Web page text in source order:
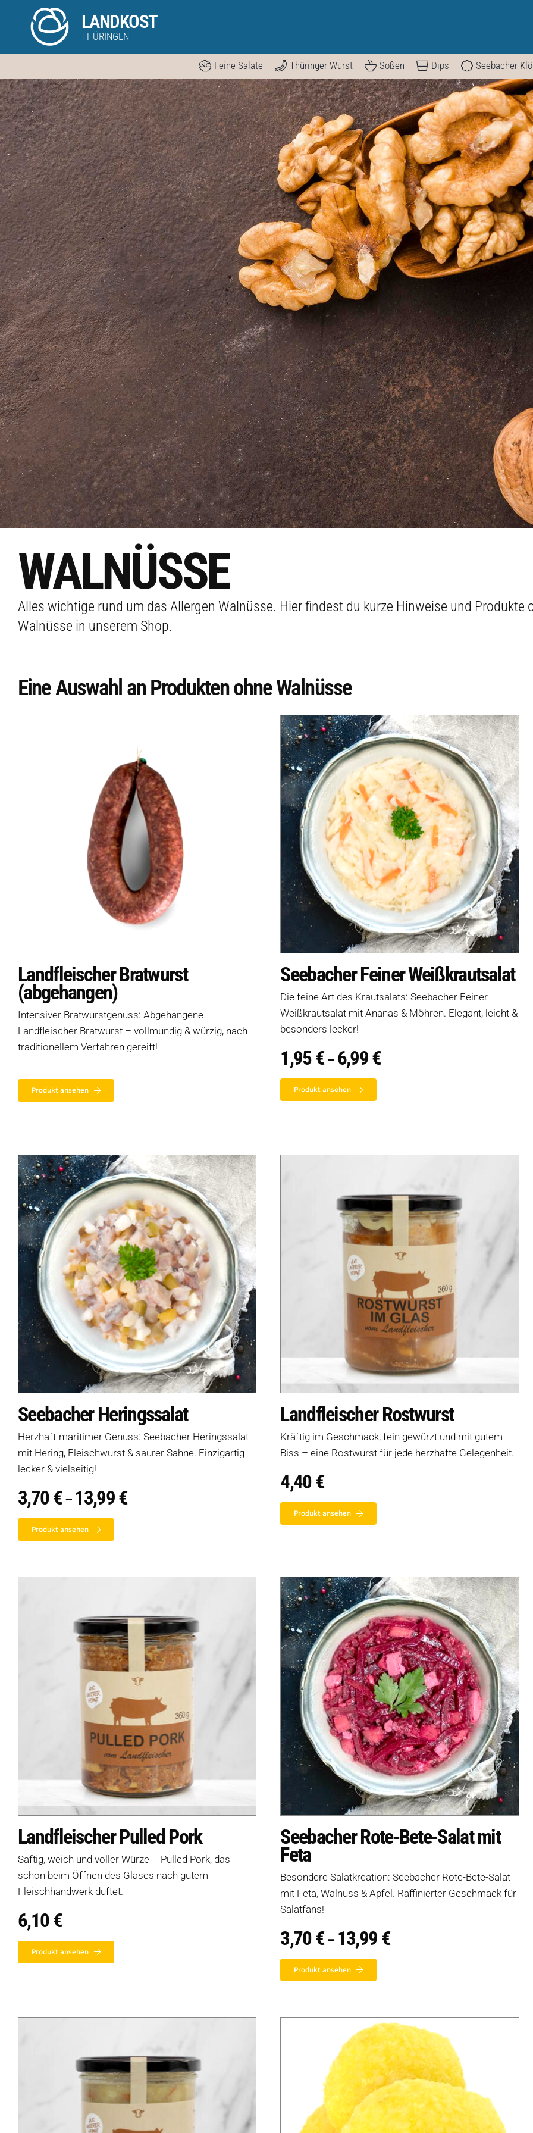
LANDKOST
THÜRINGEN
Feine Salate Thüringer Wurst Soßen Dips Seebacher
WALNÜSSE
Alles wichtige rund um das Allergen Walnüsse. Hier findest du kurze Hinweise und Produkte
Walnüsse in unserem Shop.
Eine Auswahl an Produkten ohne Walnüsse
Landfleischer Bratwurst
(abgehangen)
Intensiver Bratwurstgenuss: Abgehangene
Landfleischer Bratwurst – vollmundig & würzig, nach
traditionellem Verfahren gereift!
Produkt ansehen
Seebacher Feiner Weißkrautsalat
Die feine Art des Krautsalats: Seebacher Feiner
Weißkrautsalat mit Ananas & Möhren. Elegant, leicht &
besonders lecker!
1,95€ – 6,99€Preisspanne:
1,95 €
Produkt ansehen
Seebacher Heringssalat
Herzhaft-maritimer Genuss: Seebacher Heringssalat
mit Hering, Fleischwurst & saurer Sahne. Einzigartig
lecker & vielseitig!
3,70€ – 13,99€Preisspanne:
3,70 €
Produkt ansehen
Landfleischer Rostwurst
Kräftig im Geschmack, fein gewürzt und mit gutem
Biss – eine Rostwurst für jede herzhafte Gelegenheit.
4,40€
Produkt ansehen
Landfleischer Pulled Pork
Saftig, weich und voller Würze – Pulled Pork, das
schon beim Öffnen des Glases nach gutem
Fleischhandwerk duftet.
6,10€
Produkt ansehen
Seebacher Rote-Bete-Salat mit
Feta
Besondere Salatkreation: Seebacher Rote-Bete-Salat
mit Feta, Walnuss & Apfel. Raffinierter Geschmack für
Salatfans!
3,70€ – 13,99 €Preisspanne:
3,70 €
Produkt ansehen
Auf dieser Seite